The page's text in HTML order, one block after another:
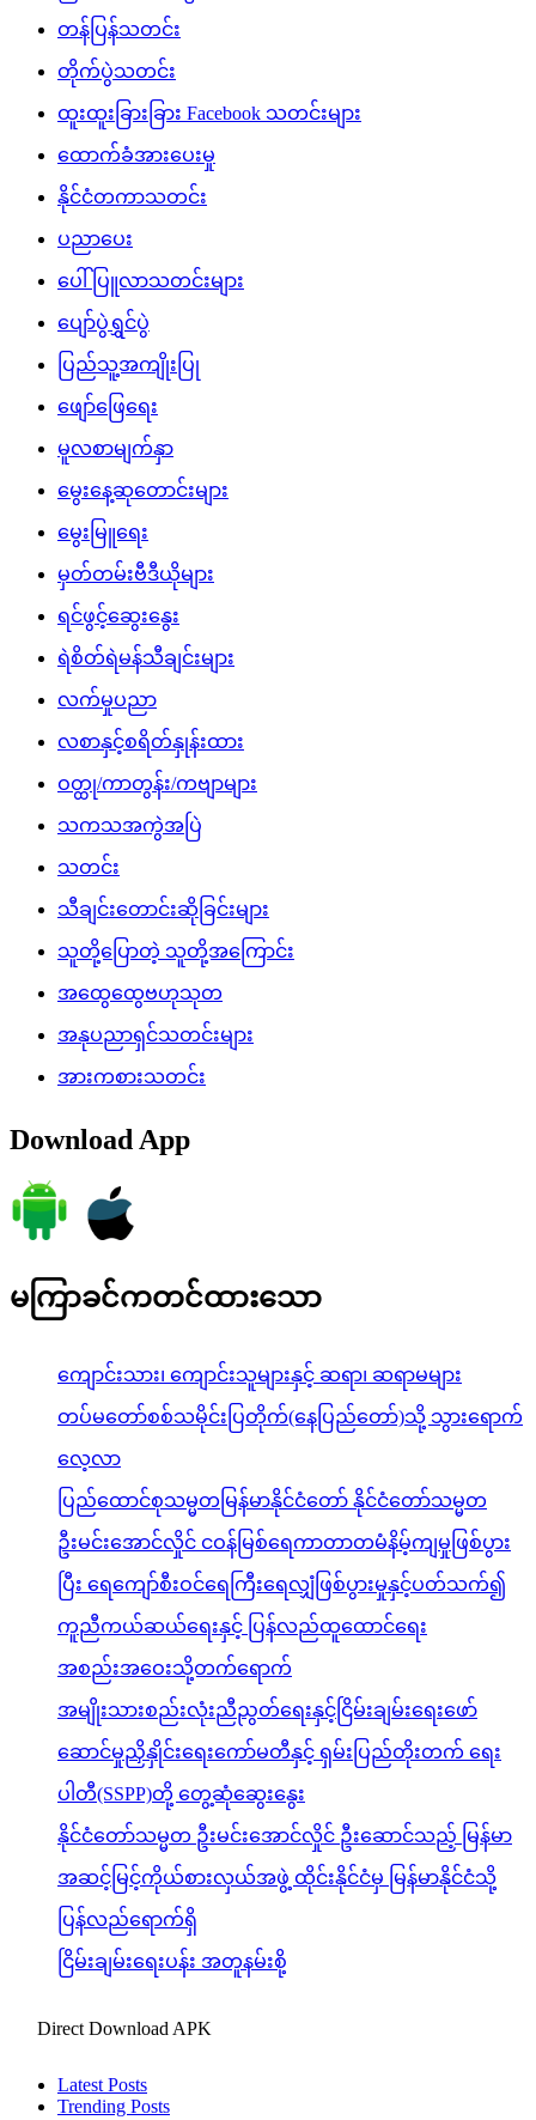
တန်ပြန်သတင်း
တိုက်ပွဲသတင်း
ထူးထူးခြားခြား Facebook သတင်းများ
ထောက်ခံအားပေးမှု
နိုင်ငံတကာသတင်း
ပညာပေး
ပေါ်ပြူလာသတင်းများ
ပျော်ပွဲရွှင်ပွဲ
ပြည်သူ့အကျိုးပြု
ဖျော်ဖြေရေး
မူလစာမျက်နှာ
မွေးနေ့ဆုတောင်းများ
မွေးမြူရေး
မှတ်တမ်းဗီဒီယိုများ
ရင်ဖွင့်ဆွေးနွေး
ရဲစိတ်ရဲမန်သီချင်းများ
လက်မှုပညာ
လစာနှင့်စရိတ်နှုန်းထား
ဝတ္ထု/ကာတွန်း/ကဗျာများ
သကသအကွဲအပြဲ
သတင်း
သီချင်းတောင်းဆိုခြင်းများ
သူတို့ပြောတဲ့ သူတို့အကြောင်း
အထွေထွေဗဟုသုတ
အနုပညာရှင်သတင်းများ
အားကစားသတင်း
Download App
မကြာခင်ကတင်ထားသော
ကျောင်းသား၊ ကျောင်းသူများနှင့် ဆရာ၊ ဆရာမများ
တပ်မတော်စစ်သမိုင်းပြတိုက်(နေပြည်တော်)သို့ သွားရောက်
လေ့လာ
ပြည်ထောင်စုသမ္မတမြန်မာနိုင်ငံတော် နိုင်ငံတော်သမ္မတ
ဦးမင်းအောင်လှိုင် ငဝန်မြစ်ရေကာတာတမံနိမ့်ကျမှုဖြစ်ပွား
ပြီး ရေကျော်စီးဝင်ရေကြီးရေလျှံဖြစ်ပွားမှုနှင့်ပတ်သက်၍
ကူညီကယ်ဆယ်ရေးနှင့် ပြန်လည်ထူထောင်ရေး
အစည်းအဝေးသို့တက်ရောက်
အမျိုးသားစည်းလုံးညီညွတ်ရေးနှင့်ငြိမ်းချမ်းရေးဖော်
ဆောင်မှုညှိနှိုင်းရေးကော်မတီနှင့် ရှမ်းပြည်တိုးတက် ရေး
ပါတီ(SSPP)တို့ တွေ့ဆုံဆွေးနွေး
နိုင်ငံတော်သမ္မတ ဦးမင်းအောင်လှိုင် ဦးဆောင်သည့် မြန်မာ
အဆင့်မြင့်ကိုယ်စားလှယ်အဖွဲ့ ထိုင်းနိုင်ငံမှ မြန်မာနိုင်ငံသို့
ပြန်လည်ရောက်ရှိ
ငြိမ်းချမ်းရေးပန်း အတူနမ်းစို့
Direct Download APK
Latest Posts
Trending Posts